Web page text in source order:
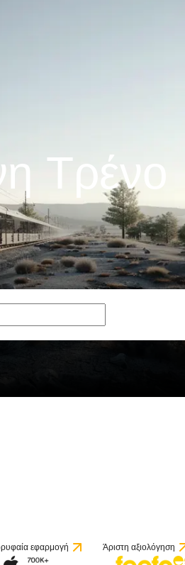
Tρένο
εφαρμογή Άριστη αξιολόγηση